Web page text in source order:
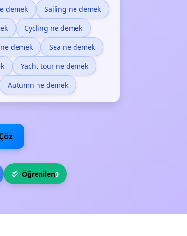
demek Sailing ne demek
Cycling ne demek
demek Sea ne demek
Yacht tour ne demek
Autumn ne demek
Öğrenilen0